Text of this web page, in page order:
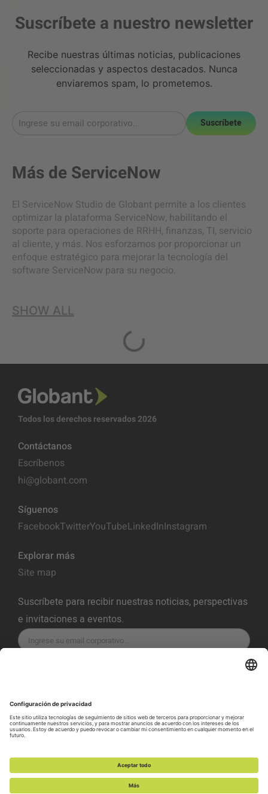
Suscríbete a nuestro newsletter
Recibe nuestras últimas noticias, publicaciones
seleccionadas y aspectos destacados. Nunca
enviaremos spam, lo prometemos.
Suscríbete
Más deServiceNow
El ServiceNow Studio de Globant permite a los clientes
optimizar la plataforma ServiceNow, habilitando el
soporte para operaciones de RRHH, finanzas, TI, servicio
al cliente, y más. Nos esforzamos por proporcionar un
enfoque estratégico para mejorar la tecnología del
software ServiceNow para su negocio.
SHOW ALL
Todos los derechos reservados 2026
Contáctanos
Escríbenos
hi@globant.com
Síguenos
FacebookTwitterYouTubeLinkedInInstagram
Explorar más
Site map
Suscríbete para recibir nuestras noticias, perspectivas
e invitaciones a eventos.
Política de Privacidad
Política de Cookies
Preferencias de Cookies